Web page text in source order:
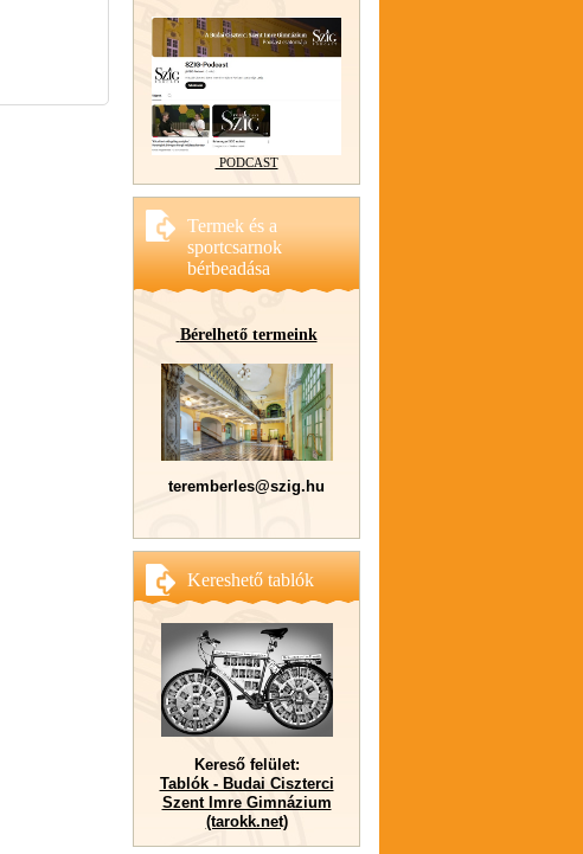
PODCAST
Termek és a
sportcsarnok
bérbeadása
Bérelhető termeink
teremberles@szig.hu
Kereshető tablók
Kereső felület:
Tablók - Budai Ciszterci
Szent Imre Gimnázium
(tarokk.net)